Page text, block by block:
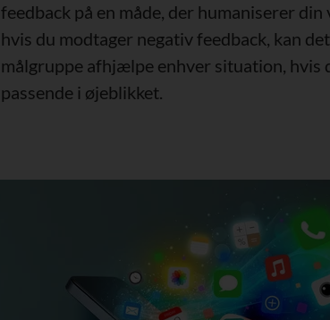
feedback på en måde, der humaniserer din
hvis du modtager negativ feedback, kan
målgruppe afhjælpe enhver situation, hvis
passende i øjeblikket.